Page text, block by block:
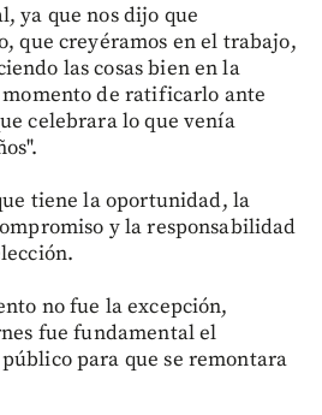
ya que nos dijo que
que creyéramos en el trabajo,
las cosas bien en la
de ratificarlo ante
celebrara lo que venía
tiene la oportunidad, la
y la responsabilidad
no fue la excepción,
fue fundamental el
para que se remontara